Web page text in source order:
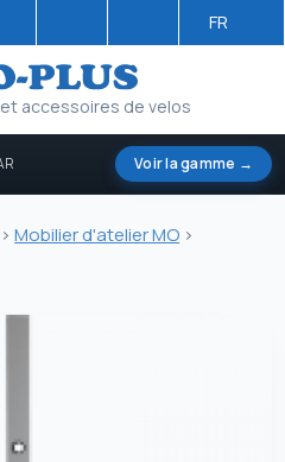
FR
accessoires de velos
Voir la gamme →
>Mobilier d'atelier MO >